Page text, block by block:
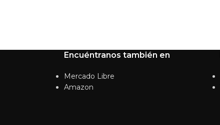
Encuéntranos también en
Mercado Libre
Amazon